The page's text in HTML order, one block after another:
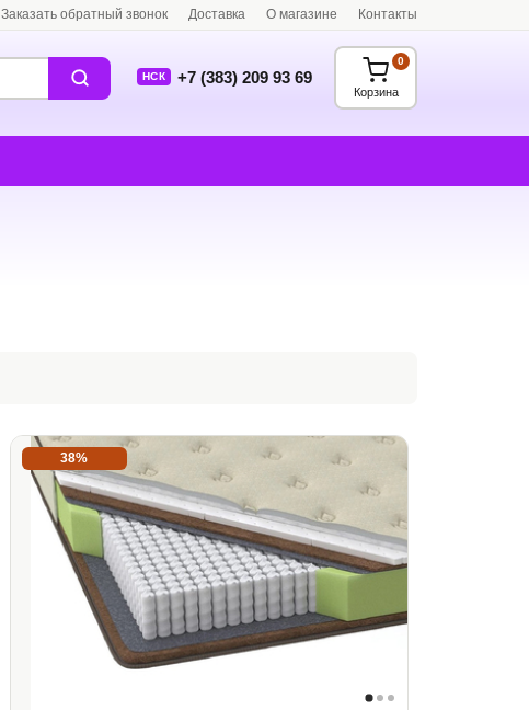
Заказать обратный звонок Доставка О магазине Контакты
НСК +7 (383) 209 93 69
Корзина
0
38%